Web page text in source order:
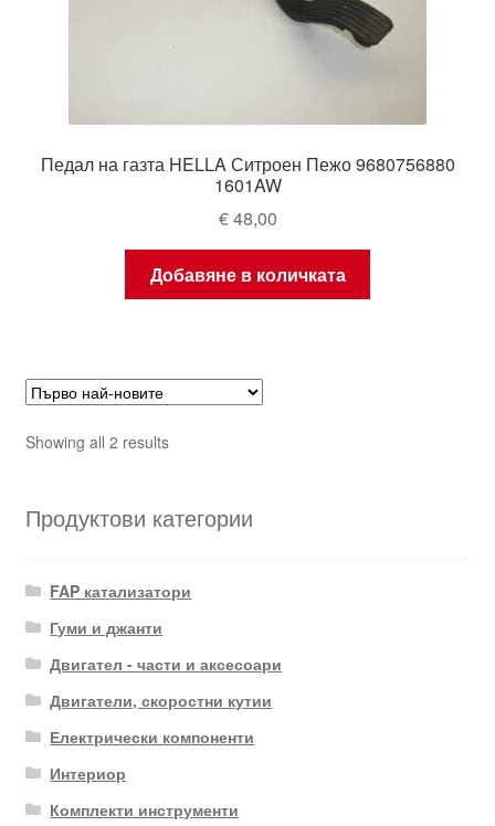
Педал на газта HELLA Ситроен Пежо 9680756880
1601AW
€48,00
Добавяне в количката
Showing all 2 resultsSorted
Продуктови категории
FAP катализатори
Гуми и джанти
Двигател - части и аксесоари
Двигатели, скоростни кутии
Електрически компоненти
Интериор
Комплекти инструменти